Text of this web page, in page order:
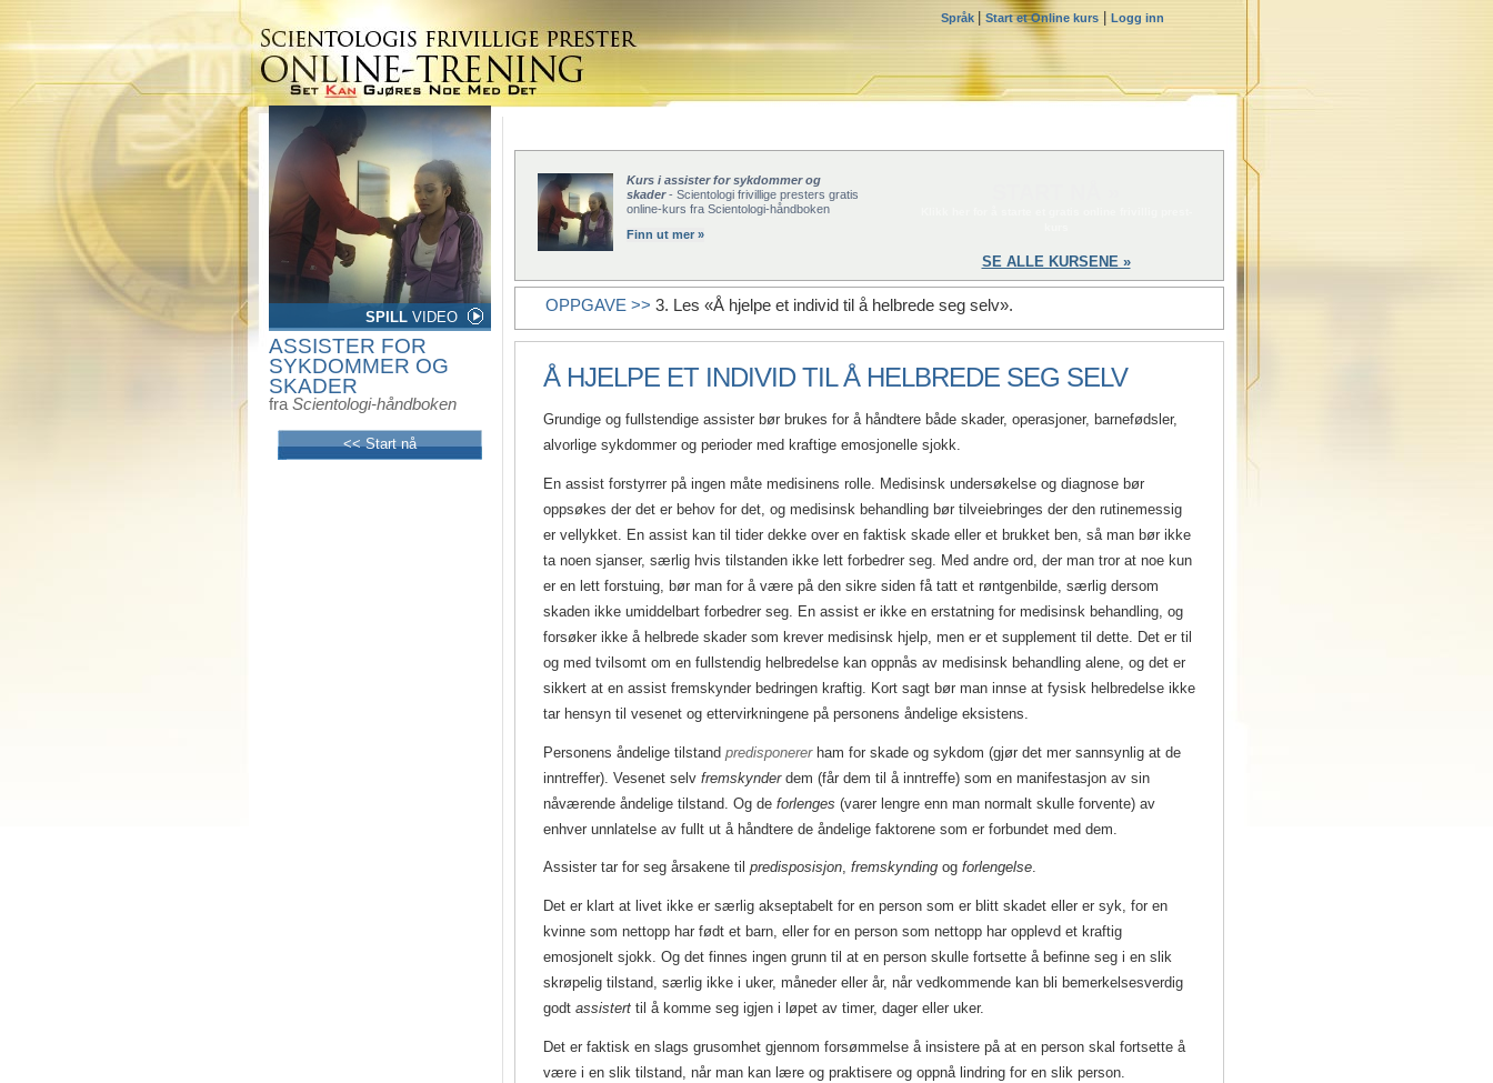
Språk Start et Online kurs Logg inn
SPILL VIDEO
ASSISTER FOR
SYKDOMMER OG
SKADER
fra Scientologi-håndboken
<< Start nå
Kurs i assister for sykdommer og
skader- Scientologi frivillige presters gratis
online-kurs fra Scientologi-håndboken
Finn ut mer »
SE ALLE KURSENE »
OPPGAVE >> 3. Les «Å hjelpe et individ til å helbrede seg selv».
Å HJELPE ET INDIVID TIL Å HELBREDE SEG SELV
Grundige og fullstendige assister bør brukes for å håndtere både skader, operasjoner, barnefødsler,
alvorlige sykdommer og perioder med kraftige emosjonelle sjokk.
En assist forstyrrer på ingen måte medisinens rolle. Medisinsk undersøkelse og diagnose bør
oppsøkes der det er behov for det, og medisinsk behandling bør tilveiebringes der den rutinemessig
er vellykket. En assist kan til tider dekke over en faktisk skade eller et brukket ben, så man bør ikke
ta noen sjanser, særlig hvis tilstanden ikke lett forbedrer seg. Med andre ord, der man tror at noe kun
er en lett forstuing, bør man for å være på den sikre siden få tatt et røntgenbilde, særlig dersom
skaden ikke umiddelbart forbedrer seg. En assist er ikke en erstatning for medisinsk behandling, og
forsøker ikke å helbrede skader som krever medisinsk hjelp, men er et supplement til dette. Det er til
og med tvilsomt om en fullstendig helbredelse kan oppnås av medisinsk behandling alene, og det er
sikkert at en assist fremskynder bedringen kraftig. Kort sagt bør man innse at fysisk helbredelse ikke
tar hensyn til vesenet og ettervirkningene på personens åndelige eksistens.
Personens åndelige tilstand predisponerer ham for skade og sykdom (gjør det mer sannsynlig at de
inntreffer). Vesenet selv fremskynderdem (får dem til å inntreffe) som en manifestasjon av sin
nåværende åndelige tilstand. Og de forlenges (varer lengre enn man normalt skulle forvente) av
enhver unnlatelse av fullt ut å håndtere de åndelige faktorene som er forbundet med dem.
Assister tar for seg årsakene til predisposisjon, fremskynding og forlengelse.
Det er klart at livet ikke er særlig akseptabelt for en person som er blitt skadet eller er syk, for en
kvinne som nettopp har født et barn, eller for en person som nettopp har opplevd et kraftig
emosjonelt sjokk. Og det finnes ingen grunn til at en person skulle fortsette å befinne seg i en slik
skrøpelig tilstand, særlig ikke i uker, måneder eller år, når vedkommende kan bli bemerkelsesverdig
godt assistert til å komme seg igjen i løpet av timer, dager eller uker.
Det er faktisk en slags grusomhet gjennom forsømmelse å insistere på at en person skal fortsette å
være i en slik tilstand, når man kan lære og praktisere og oppnå lindring for en slik person.